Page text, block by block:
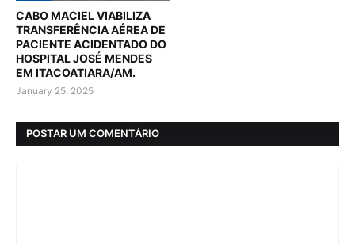
CABO MACIEL VIABILIZA
TRANSFERÊNCIA AÉREA DE
PACIENTE ACIDENTADO DO
HOSPITAL JOSÉ MENDES
EM ITACOATIARA/AM.
January 25, 2025
POSTAR UM COMENTÁRIO